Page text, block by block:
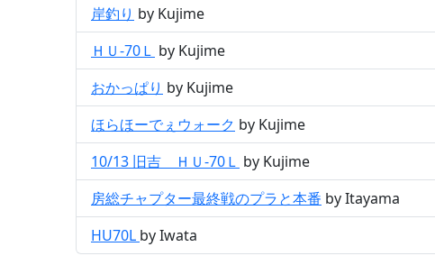
岸釣り by Kujime
ＨＵ-70Ｌ by Kujime
おかっぱり by Kujime
ほらほーでぇウォーク by Kujime
10/13 旧吉 ＨＵ-70Ｌ by Kujime
房総チャプター最終戦のプラと本番 by Itayama
HU70L by Iwata